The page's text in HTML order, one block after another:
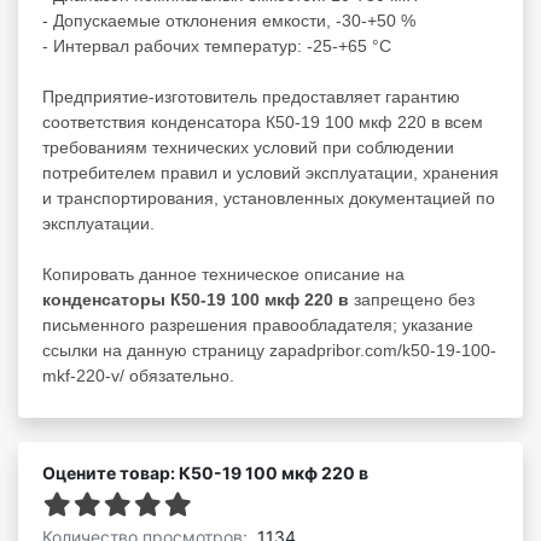
- Допускаемые отклонения емкости, -30-+50 %
- Интервал рабочих температур: -25-+65 °С
Предприятие-изготовитель предоставляет гарантию
соответствия конденсатора К50-19 100 мкф 220 в всем
требованиям технических условий при соблюдении
потребителем правил и условий эксплуатации, хранения
и транспортирования, установленных документацией по
эксплуатации.
Копировать данное техническое описание на
конденсаторы К50-19 100 мкф 220 в запрещено без
письменного разрешения правообладателя; указание
ссылки на данную страницу zapadpribor.com/k50-19-100-
mkf-220-v/ обязательно.
Оцените товар: К50-19 100 мкф 220 в